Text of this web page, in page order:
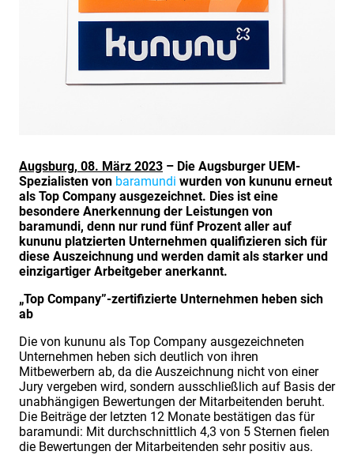
Augsburg, 08. März 2023 – Die Augsburger UEM-
Spezialisten von baramundi wurden von kununu erneut
als Top Company ausgezeichnet. Dies ist eine
besondere Anerkennung der Leistungen von
baramundi, denn nur rund fünf Prozent aller auf
kununu platzierten Unternehmen qualifizieren sich für
diese Auszeichnung und werden damit als starker und
einzigartiger Arbeitgeber anerkannt.
„Top Company”-zertifizierte Unternehmen heben sich
ab
Die von kununu als Top Company ausgezeichneten
Unternehmen heben sich deutlich von ihren
Mitbewerbern ab, da die Auszeichnung nicht von einer
Jury vergeben wird, sondern ausschließlich auf Basis der
unabhängigen Bewertungen der Mitarbeitenden beruht.
Die Beiträge der letzten 12 Monate bestätigen das für
baramundi: Mit durchschnittlich 4,3 von 5 Sternen fielen
die Bewertungen der Mitarbeitenden sehr positiv aus.